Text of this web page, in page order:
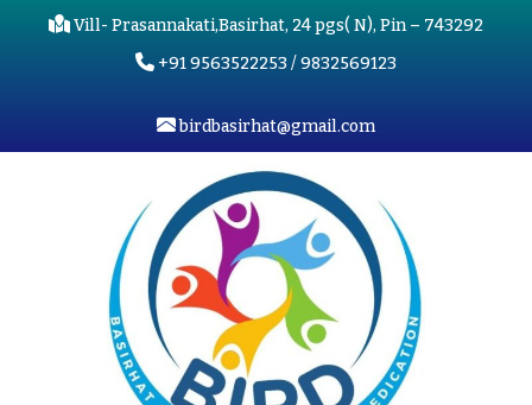
Vill- Prasannakati,Basirhat, 24 pgs( N), Pin – 743292
+91 9563522253 / 9832569123
birdbasirhat@gmail.com